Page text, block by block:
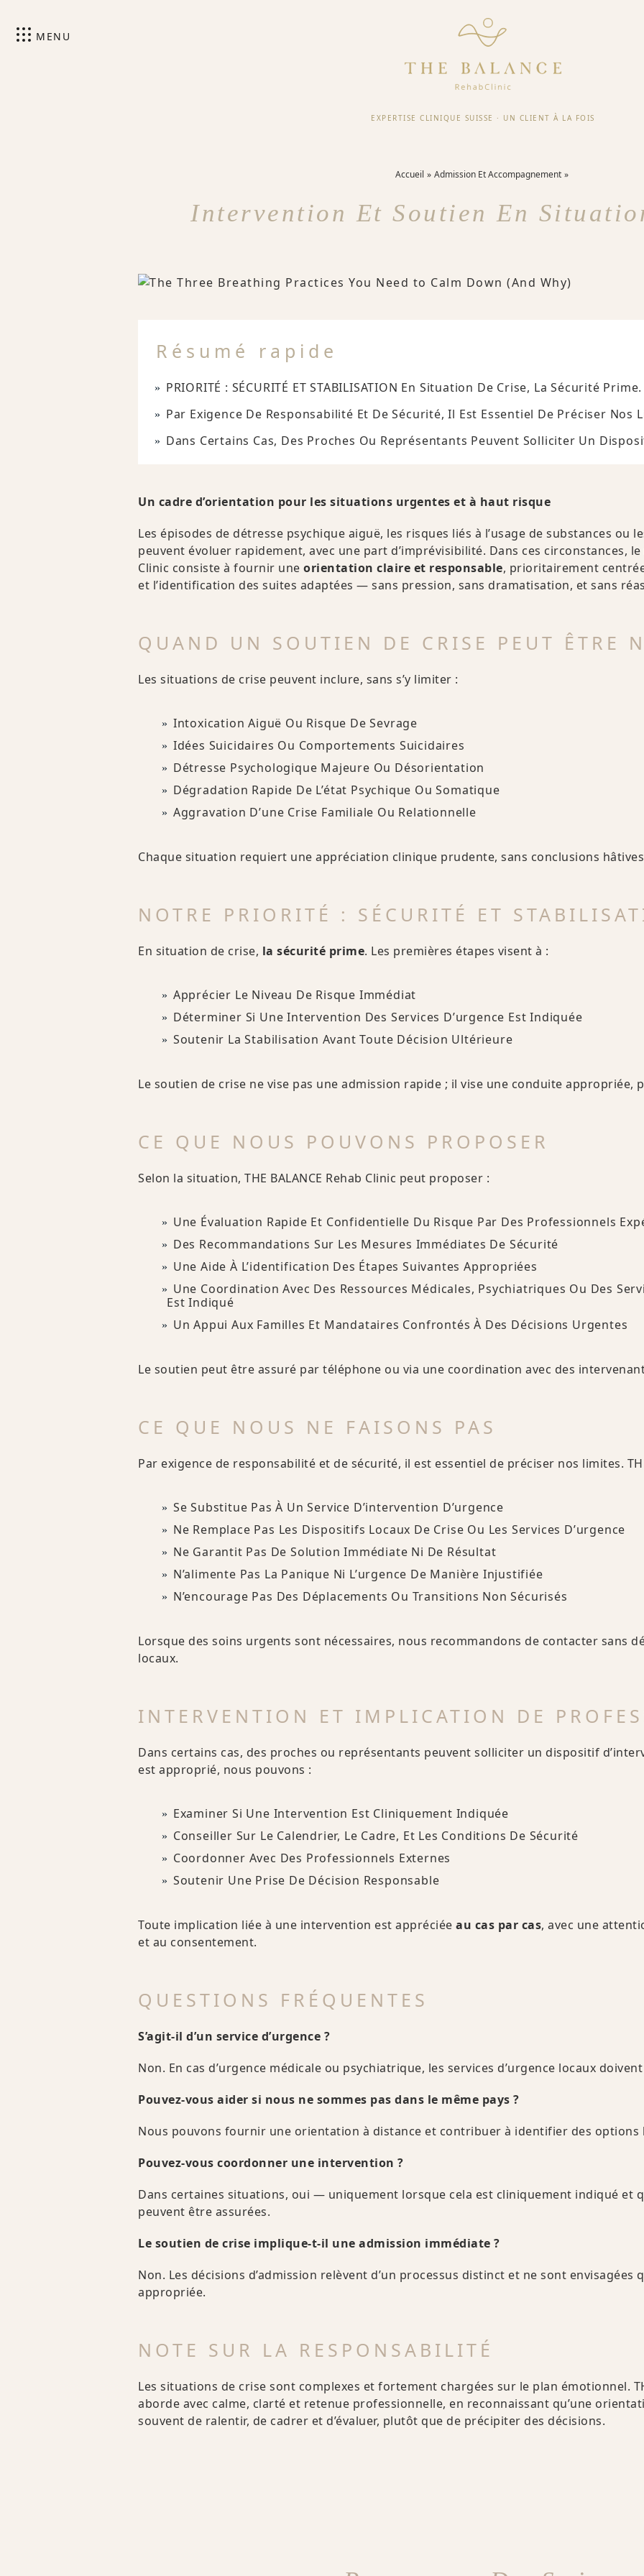
MENU
EXPERTISE CLINIQUE SUISSE · UN CLIENT À LA FOIS
Accueil Admission Et Accompagnement
Intervention Et Soutien En
Résumé rapide
PRIORITÉ : SÉCURITÉ ET STABILISATION En Situation De Crise, La Sécurité Prime.
Par Exigence De Responsabilité Et De Sécurité, Il Est Essentiel De Préciser Nos
Dans Certains Cas, Des Proches Ou Représentants Peuvent Solliciter Un
Un cadre d’orientation pour les situations urgentes et à haut risque
Les épisodes de détresse psychique aiguë, les risques liés à l’usage de substances ou
peuvent évoluer rapidement, avec une part d’imprévisibilité. Dans ces circonstances, le
Clinic consiste à fournir une orientation claire et responsable, prioritairement
et l’identification des suites adaptées — sans pression, sans dramatisation, et sans
QUAND UN SOUTIEN DE CRISE PEUT ÊTRE
Les situations de crise peuvent inclure, sans s’y limiter :
Intoxication Aiguë Ou Risque De Sevrage
Idées Suicidaires Ou Comportements Suicidaires
Détresse Psychologique Majeure Ou Désorientation
Dégradation Rapide De L’état Psychique Ou Somatique
Aggravation D’une Crise Familiale Ou Relationnelle
Chaque situation requiert une appréciation clinique prudente, sans conclusions
NOTRE PRIORITÉ : SÉCURITÉ ET
En situation de crise, la sécurité prime. Les premières étapes visent à :
Apprécier Le Niveau De Risque Immédiat
Déterminer Si Une Intervention Des Services D’urgence Est Indiquée
Soutenir La Stabilisation Avant Toute Décision Ultérieure
Le soutien de crise ne vise pas une admission rapide ; il vise une conduite appropriée,
CE QUE NOUS POUVONS PROPOSER
Selon la situation, THE BALANCE Rehab Clinic peut proposer :
Une Évaluation Rapide Et Confidentielle Du Risque Par Des Professionnels
Des Recommandations Sur Les Mesures Immédiates De Sécurité
Une Aide À L’identification Des Étapes Suivantes Appropriées
Une Coordination Avec Des Ressources Médicales, Psychiatriques Ou Des
Est Indiqué
Un Appui Aux Familles Et Mandataires Confrontés À Des Décisions Urgentes
Le soutien peut être assuré par téléphone ou via une coordination avec des
CE QUE NOUS NE FAISONS PAS
Par exigence de responsabilité et de sécurité, il est essentiel de préciser nos limites.
Se Substitue Pas À Un Service D’intervention D’urgence
Ne Remplace Pas Les Dispositifs Locaux De Crise Ou Les Services D’urgence
Ne Garantit Pas De Solution Immédiate Ni De Résultat
N’alimente Pas La Panique Ni L’urgence De Manière Injustifiée
N’encourage Pas Des Déplacements Ou Transitions Non Sécurisés
Lorsque des soins urgents sont nécessaires, nous recommandons de contacter sans
locaux.
INTERVENTION ET IMPLICATION DE
Dans certains cas, des proches ou représentants peuvent solliciter un dispositif
est approprié, nous pouvons :
Examiner Si Une Intervention Est Cliniquement Indiquée
Conseiller Sur Le Calendrier, Le Cadre, Et Les Conditions De Sécurité
Coordonner Avec Des Professionnels Externes
Soutenir Une Prise De Décision Responsable
Toute implication liée à une intervention est appréciée au cas par cas, avec une
et au consentement.
QUESTIONS FRÉQUENTES
S’agit-il d’un service d’urgence ?
Non. En cas d’urgence médicale ou psychiatrique, les services d’urgence locaux
Pouvez-vous aider si nous ne sommes pas dans le même pays ?
Nous pouvons fournir une orientation à distance et contribuer à identifier des options
Pouvez-vous coordonner une intervention ?
Dans certaines situations, oui — uniquement lorsque cela est cliniquement indiqué et
peuvent être assurées.
Le soutien de crise implique-t-il une admission immédiate ?
Non. Les décisions d’admission relèvent d’un processus distinct et ne sont envisagées
appropriée.
NOTE SUR LA RESPONSABILITÉ
Les situations de crise sont complexes et fortement chargées sur le plan émotionnel.
aborde avec calme, clarté et retenue professionnelle, en reconnaissant qu’une
souvent de ralentir, de cadrer et d’évaluer, plutôt que de précipiter des décisions.